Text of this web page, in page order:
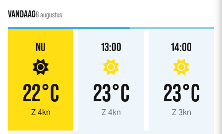
VANDAAG8 augustus
NU
22°C
Z 4kn
13:00
23°C
Z 4kn
14:00
23°C
Z 3kn